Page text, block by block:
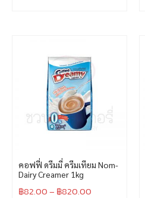
คอฟฟี่ ดรีมมี่ ครีมเทียม Nom-
Dairy Creamer 1kg
฿82.00– ฿820.00